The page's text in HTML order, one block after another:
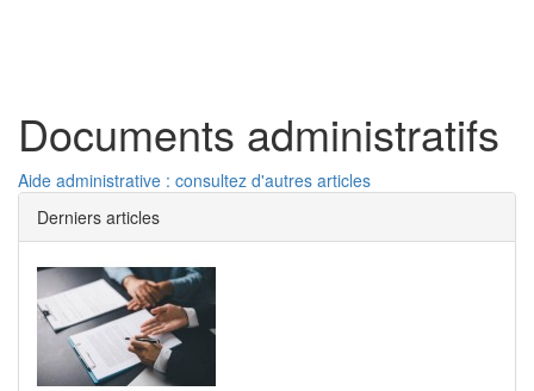
Documents administratifs
Aide administrative : consultez d'autres articles
Derniers articles